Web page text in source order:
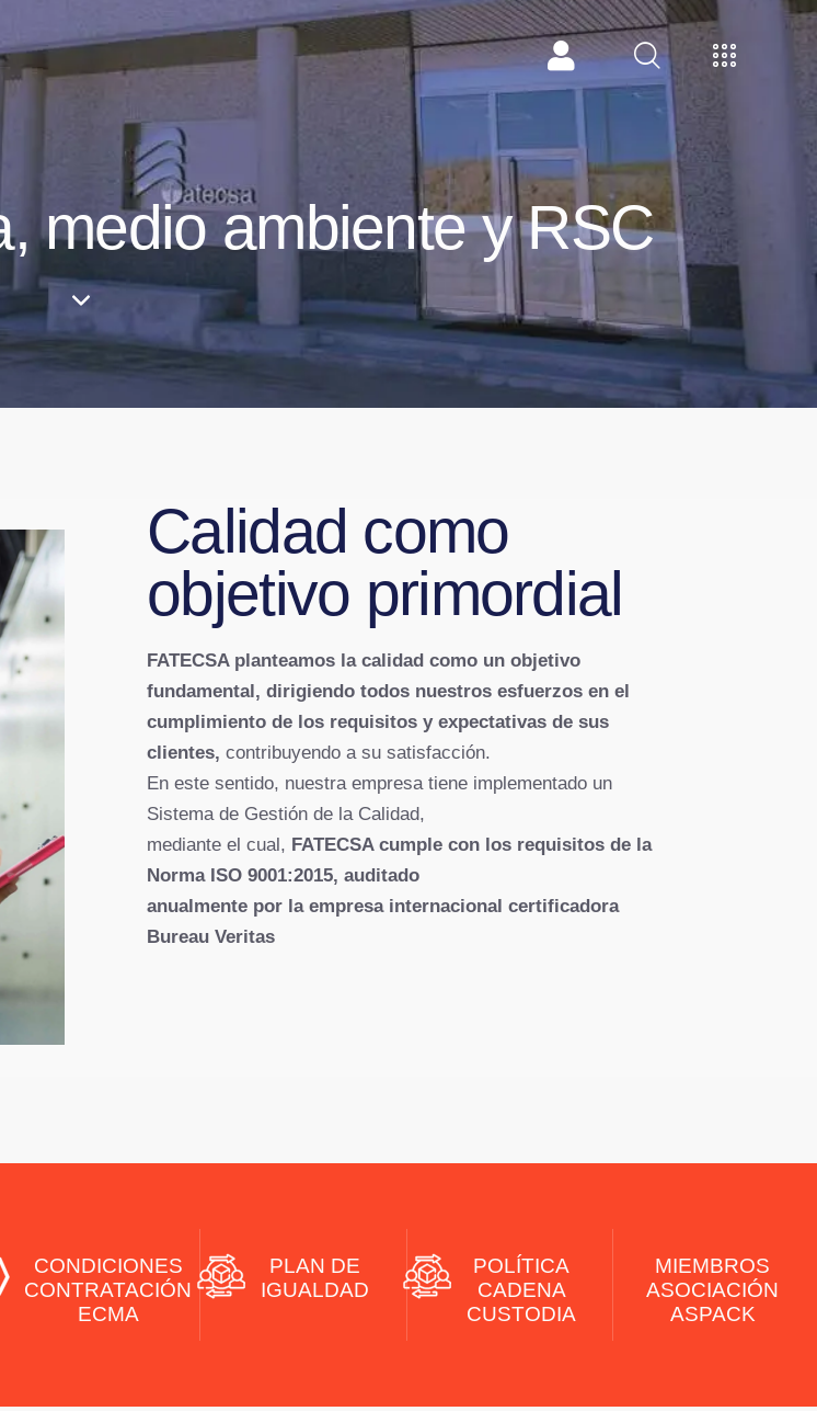
medio ambiente y RSC
Calidad como
objetivo primordial
FATECSA planteamos la calidad como un objetivo
fundamental, dirigiendo todos nuestros esfuerzos en el
cumplimiento de los requisitos y expectativas de sus
clientes, contribuyendo a su satisfacción.
En este sentido, nuestra empresa tiene implementado un
Sistema de Gestión de la Calidad,
mediante el cual, FATECSA cumple con los requisitos de la
Norma ISO 9001:2015, auditado
anualmente por la empresa internacional certificadora
Bureau Veritas
CONDICIONES
CONTRATACIÓN
ECMA
PLAN DE
IGUALDAD
POLÍTICA
CADENA
CUSTODIA
MIEMBROS
ASOCIACIÓN
ASPACK